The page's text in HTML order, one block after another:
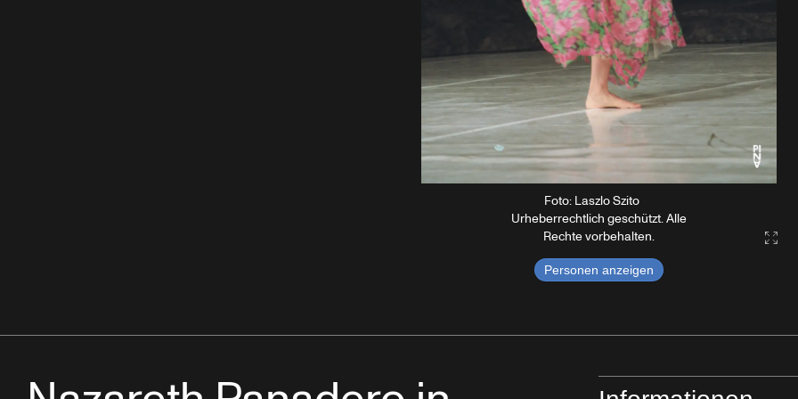
Foto: Laszlo Szito
Urheberrechtlich geschützt. Alle
Rechte vorbehalten.
Personen anzeigen